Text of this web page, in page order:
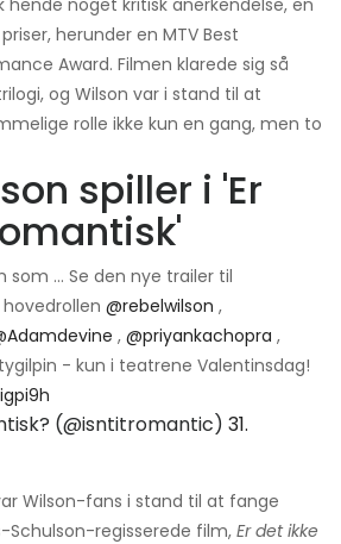
herunder en MTV Best
Award. Filmen klarede sig så
og Wilson var i stand til at
rolle ikke kun en gang, men to
spiller i 'Er
... Se den nye trailer til
@rebelwilson ,
, @priyankachopra ,
- kun i teatrene Valentinsdag!
(@isntitromantic) 31.
Wilson-fans i stand til at fange
Schulson-regisserede film, Er det ikke